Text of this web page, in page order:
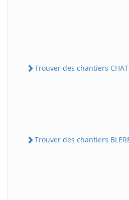
Trouver des chantiers
Trouver des chantiers